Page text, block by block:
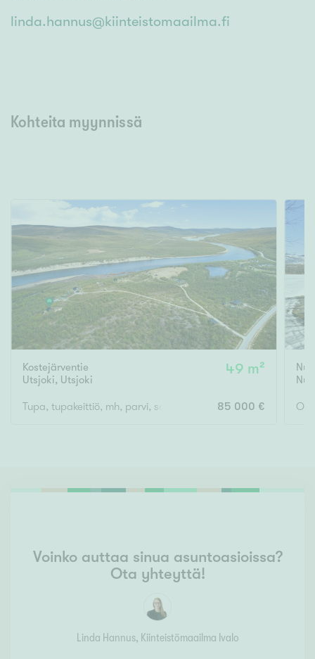
linda.hannus@kiinteistomaailma.fi
Kohteita myynnissä
Kostejärventie
Utsjoki, Utsjoki
49 m²
Tupa, tupakeittiö, mh, parvi, sauna, ulko-wc85 000 €
Voinko auttaa sinua asuntoasioissa?
Ota yhteyttä!
Linda Hannus, Kiinteistömaailma Ivalo